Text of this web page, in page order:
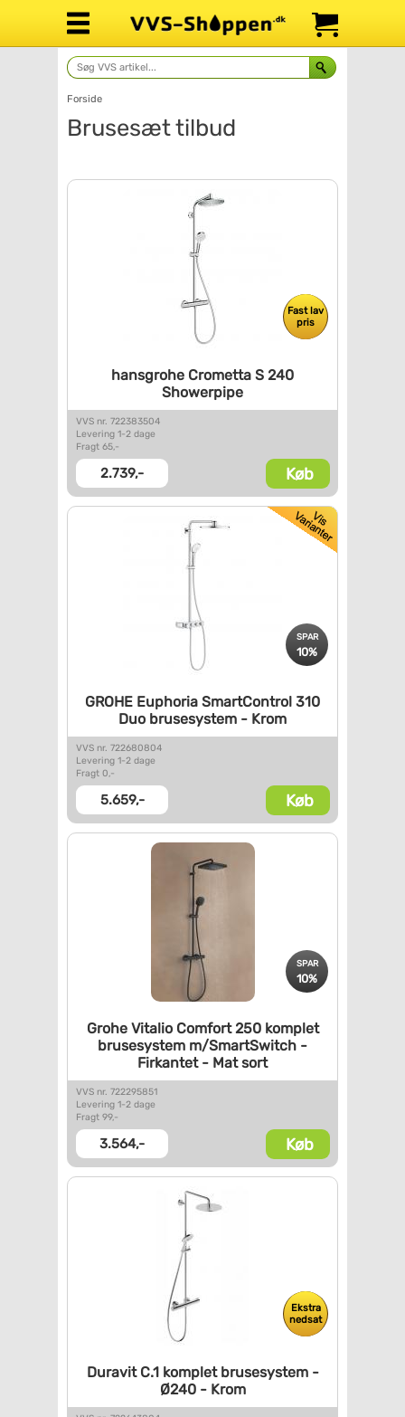
Forside
Brusesæt tilbud
Fast lav
pris
hansgrohe Crometta S 240
Showerpipe
VVS nr. 722383504
Levering 1-2 dage
Fragt 65,-
2.739,- Køb
SPAR
10%
GROHE Euphoria SmartControl 310
Duo brusesystem - Krom
VVS nr. 722680804
Levering 1-2 dage
Fragt 0,-
5.659,- Køb
SPAR
10%
Grohe Vitalio Comfort 250komplet
brusesystem m/SmartSwitch -
Firkantet - Mat sort
VVS nr. 722295851
Levering 1-2 dage
Fragt 99,-
3.564,- Køb
Ekstra
nedsat
Duravit C.1 kompletbrusesystem -
Ø240 - Krom